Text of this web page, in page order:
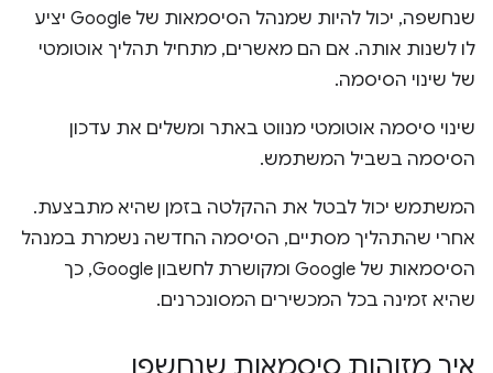
שנחשפה, יכול להיות שמנהל הסיסמאות של Google יציע
לו לשנות אותה. אם הם מאשרים, מתחיל תהליך אוטומטי
של שינוי הסיסמה.
שינוי סיסמה אוטומטי מנווט באתר ומשלים את עדכון
הסיסמה בשביל המשתמש.
המשתמש יכול לבטל את ההקלטה בזמן שהיא מתבצעת.
אחרי שהתהליך מסתיים, הסיסמה החדשה נשמרת במנהל
הסיסמאות של Google ומקושרת לחשבון Google, כך
שהיא זמינה בכל המכשירים המסונכרנים.
איך מזוהות סיסמאות שנחשפו